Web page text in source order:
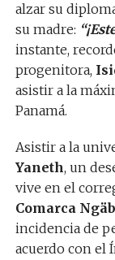
alzar su
su madre:
instante,
progenitora,
asistir a la
Panamá.
Asistir a la
Yaneth, un
vive en el
Comarca
incidencia de
acuerdo con el